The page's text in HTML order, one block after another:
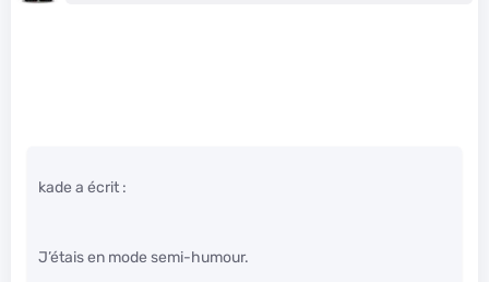
kade a écrit :
J’étais en mode semi-humour.